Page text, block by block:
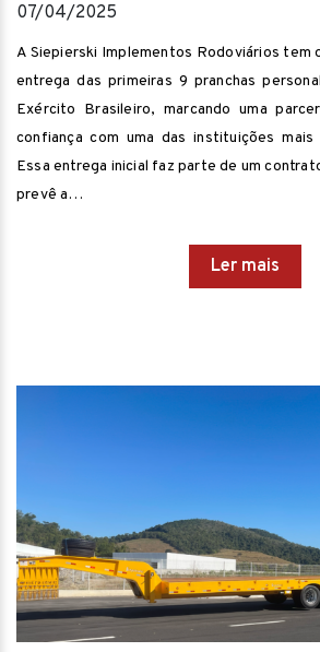
07/04/2025
A Siepierski Implementos Rodoviários tem
entrega das primeiras 9 pranchas
Exército Brasileiro, marcando uma
confiança com uma das instituições
Essa entrega inicial faz parte de um
prevê a…
Ler mais